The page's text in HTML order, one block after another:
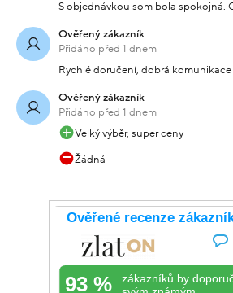
S objednávkou som bola spokojná.
Ověřený zákazník
Přidáno před 1 dnem
Rychlé doručení, dobrá
Ověřený zákazník
Přidáno před 1 dnem
Velký výběr, super ceny
Žádná